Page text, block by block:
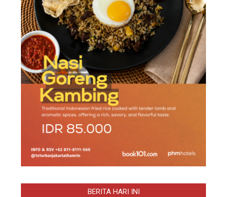
BERITA HARI INI